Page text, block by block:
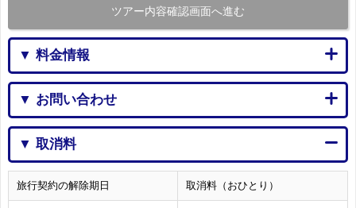
ツアー内容確認画面へ進む
▼ 料金情報
▼ お問い合わせ
▼ 取消料
旅行契約の解除期日 取消料（おひとり）